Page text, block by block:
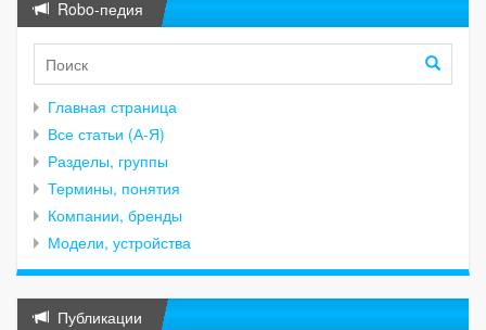
Robo-педия
Главная страница
Все статьи (А-Я)
Разделы, группы
Термины, понятия
Компании, бренды
Модели, устройства
Публикации